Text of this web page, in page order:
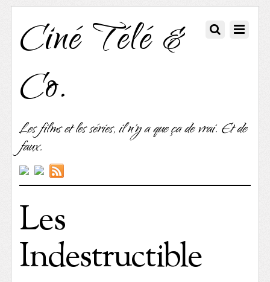
Ciné Télé &
Co.
Les films et les séries, il n'y a que ça de vrai. Et de
faux.
Les
Indestructible